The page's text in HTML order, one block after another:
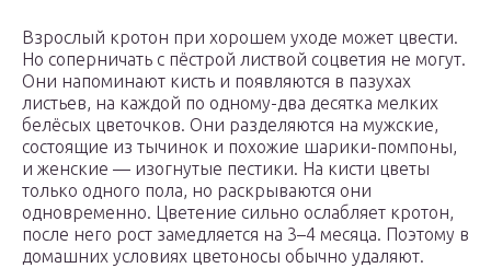
Взрослый кротон при хорошем уходе может цвести.
Но соперничать с пёстрой листвой соцветия не могут.
Они напоминают кисть и появляются в пазухах
листьев, на каждой по одному-два десятка мелких
белёсых цветочков. Они разделяются на мужские,
состоящие из тычинок и похожие шарики-помпоны,
и женские — изогнутые пестики. На кисти цветы
только одного пола, но раскрываются они
одновременно. Цветение сильно ослабляет кротон,
после него рост замедляется на 3–4 месяца. Поэтому в
домашних условиях цветоносы обычно удаляют.